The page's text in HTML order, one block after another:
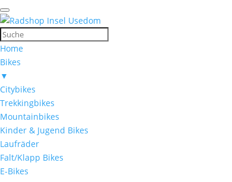
Home
Bikes
▼
Citybikes
Trekkingbikes
Mountainbikes
Kinder & Jugend Bikes
Laufräder
Falt/Klapp Bikes
E-Bikes